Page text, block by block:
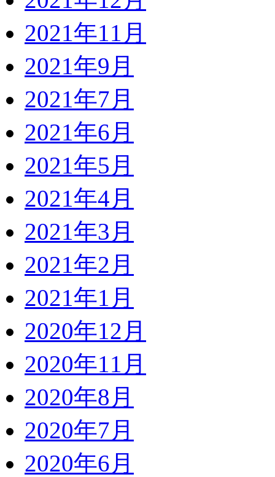
2021年11月
2021年9月
2021年7月
2021年6月
2021年5月
2021年4月
2021年3月
2021年2月
2021年1月
2020年12月
2020年11月
2020年8月
2020年7月
2020年6月